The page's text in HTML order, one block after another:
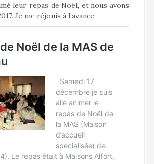
leur repas de Noël, et nous avons
Je me réjouis à l’avance.